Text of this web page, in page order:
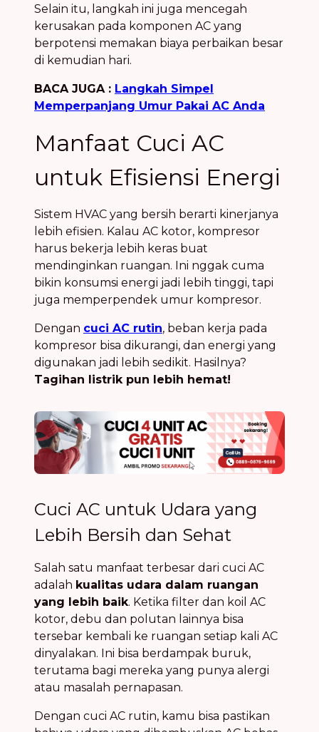
Selain itu, langkah ini juga mencegah
kerusakan pada komponen AC yang
berpotensi memakan biaya perbaikan besar
di kemudian hari.
BACA JUGA : Langkah Simpel
Memperpanjang Umur Pakai AC Anda
Manfaat Cuci AC
untuk Efisiensi Energi
Sistem HVAC yang bersih berarti kinerjanya
lebih efisien. Kalau AC kotor, kompresor
harus bekerja lebih keras buat
mendinginkan ruangan. Ini nggak cuma
bikin konsumsi energi jadi lebih tinggi, tapi
juga memperpendek umur kompresor.
Dengan cuci AC rutin, beban kerja pada
kompresor bisa dikurangi, dan energi yang
digunakan jadi lebih sedikit. Hasilnya?
Tagihan listrik pun lebih hemat!
Cuci AC untuk Udara yang
Lebih Bersih dan Sehat
Salah satu manfaat terbesar dari cuci AC
adalah kualitas udara dalam ruangan
yang lebih baik. Ketika filter dan koil AC
kotor, debu dan polutan lainnya bisa
tersebar kembali ke ruangan setiap kali AC
dinyalakan. Ini bisa berdampak buruk,
terutama bagi mereka yang punya alergi
atau masalah pernapasan.
Dengan cuci AC rutin, kamu bisa pastikan